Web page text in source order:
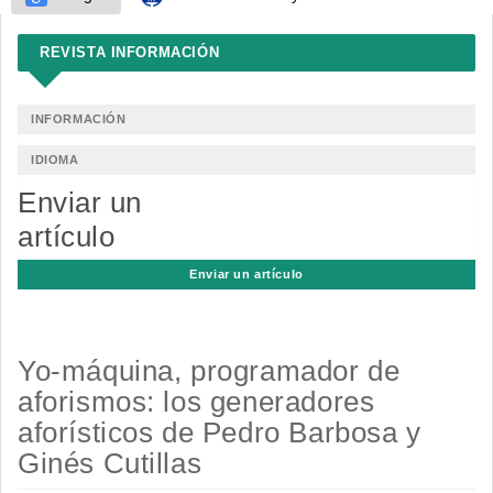
REVISTA INFORMACIÓN
INFORMACIÓN
IDIOMA
Enviar un
artículo
Enviar un artículo
Yo-máquina, programador de
aforismos: los generadores
aforísticos de Pedro Barbosa y
Ginés Cutillas